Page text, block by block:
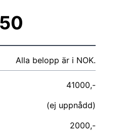
Alla belopp är i NOK.
41000,-
(ej uppnådd)
2000,-